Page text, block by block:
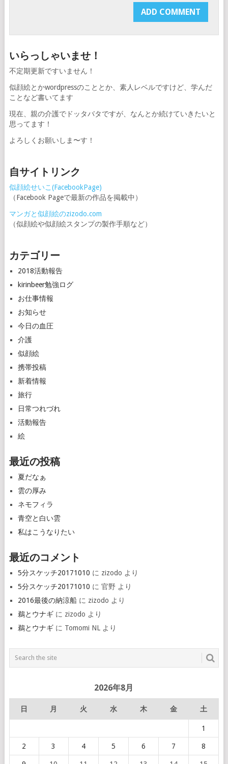
いらっしゃいませ！
不定期更新ですいません！
似顔絵とかwordpressのこととか、素人レベルですけど、学んだ
ことなど書いてます
現在、親の介護でドッタバタですが、なんとか続けていきたいと
思ってます！
よろしくお願いしま〜す！
自サイトリンク
似顔絵せいこ(FacebookPage)
（Facebook Pageで最新の作品を掲載中）
マンガと似顔絵のzizodo.com
（似顔絵や似顔絵スタンプの製作手順など）
カテゴリー
2018活動報告
kirinbeer勉強ログ
お仕事情報
お知らせ
今日の血圧
介護
似顔絵
携帯投稿
新着情報
旅行
日常つれづれ
活動報告
絵
最近の投稿
夏だなぁ
雲の厚み
ネモフィラ
青空と白い雲
私はこうなりたい
最近のコメント
5分スケッチ20171010 に zizodo より
5分スケッチ20171010 に 官野 より
2016最後の納涼船に zizodo より
鵜とウナギに zizodo より
鵜とウナギに Tomomi NLより
2026年8月
日 月 火 水 木 金 土
1
2 3 4 5 6 7 8